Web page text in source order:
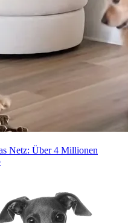
Netz: Über 4 Millionen